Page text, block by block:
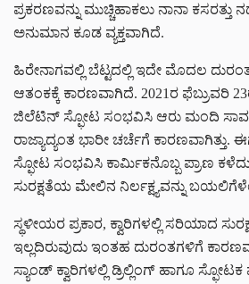
ಪ್ರಕರಣವನ್ನು ಮುಚ್ಚಿಹಾಕಲು ನಾನಾ
ಅನುಮಾನ ಕೂಡ ವ್ಯಕ್ತವಾಗಿದೆ.
ಹಿರೇನಾಗವಲ್ಲಿ ಬೆಟ್ಟದಲ್ಲಿ ಇದೇ ಮೊದಲ
ಆತಂಕಕ್ಕೆ ಕಾರಣವಾಗಿದೆ. 2021ರ ಫೆಬ್ರುವರಿ
ಜಿಲೆಟಿನ್ ಸ್ಫೋಟ ಸಂಭವಿಸಿ ಆರು ಮಂದಿ
ರಾಜ್ಯಾದ್ಯಂತ ಭಾರೀ ಚರ್ಚೆಗೆ ಕಾರಣವಾಗಿತ್ತು.
ಸ್ಫೋಟ ಸಂಭವಿಸಿ ಕಾರ್ಮಿಕನೊಬ್ಬ ಪ್ರಾಣ
ಸುರಕ್ಷತೆಯ ಮೇಲಿನ ನಿರ್ಲಕ್ಷ್ಯವನ್ನು
ಸ್ಥಳೀಯರ ಪ್ರಕಾರ, ಕ್ವಾರಿಗಳಲ್ಲಿ ಸರಿಯಾದ
ಇಲ್ಲದಿರುವುದು ಇಂತಹ ದುರಂತಗಳಿಗೆ
ಸ್ಯಾಂಡ್ ಕ್ವಾರಿಗಳಲ್ಲಿ ಡ್ರಿಲ್ಲಿಂಗ್ ಹಾಗೂ